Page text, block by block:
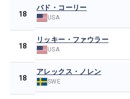
18
バド・コーリー
USA
18
リッキー・ファウラー
USA
18
アレックス・ノレン
SWE